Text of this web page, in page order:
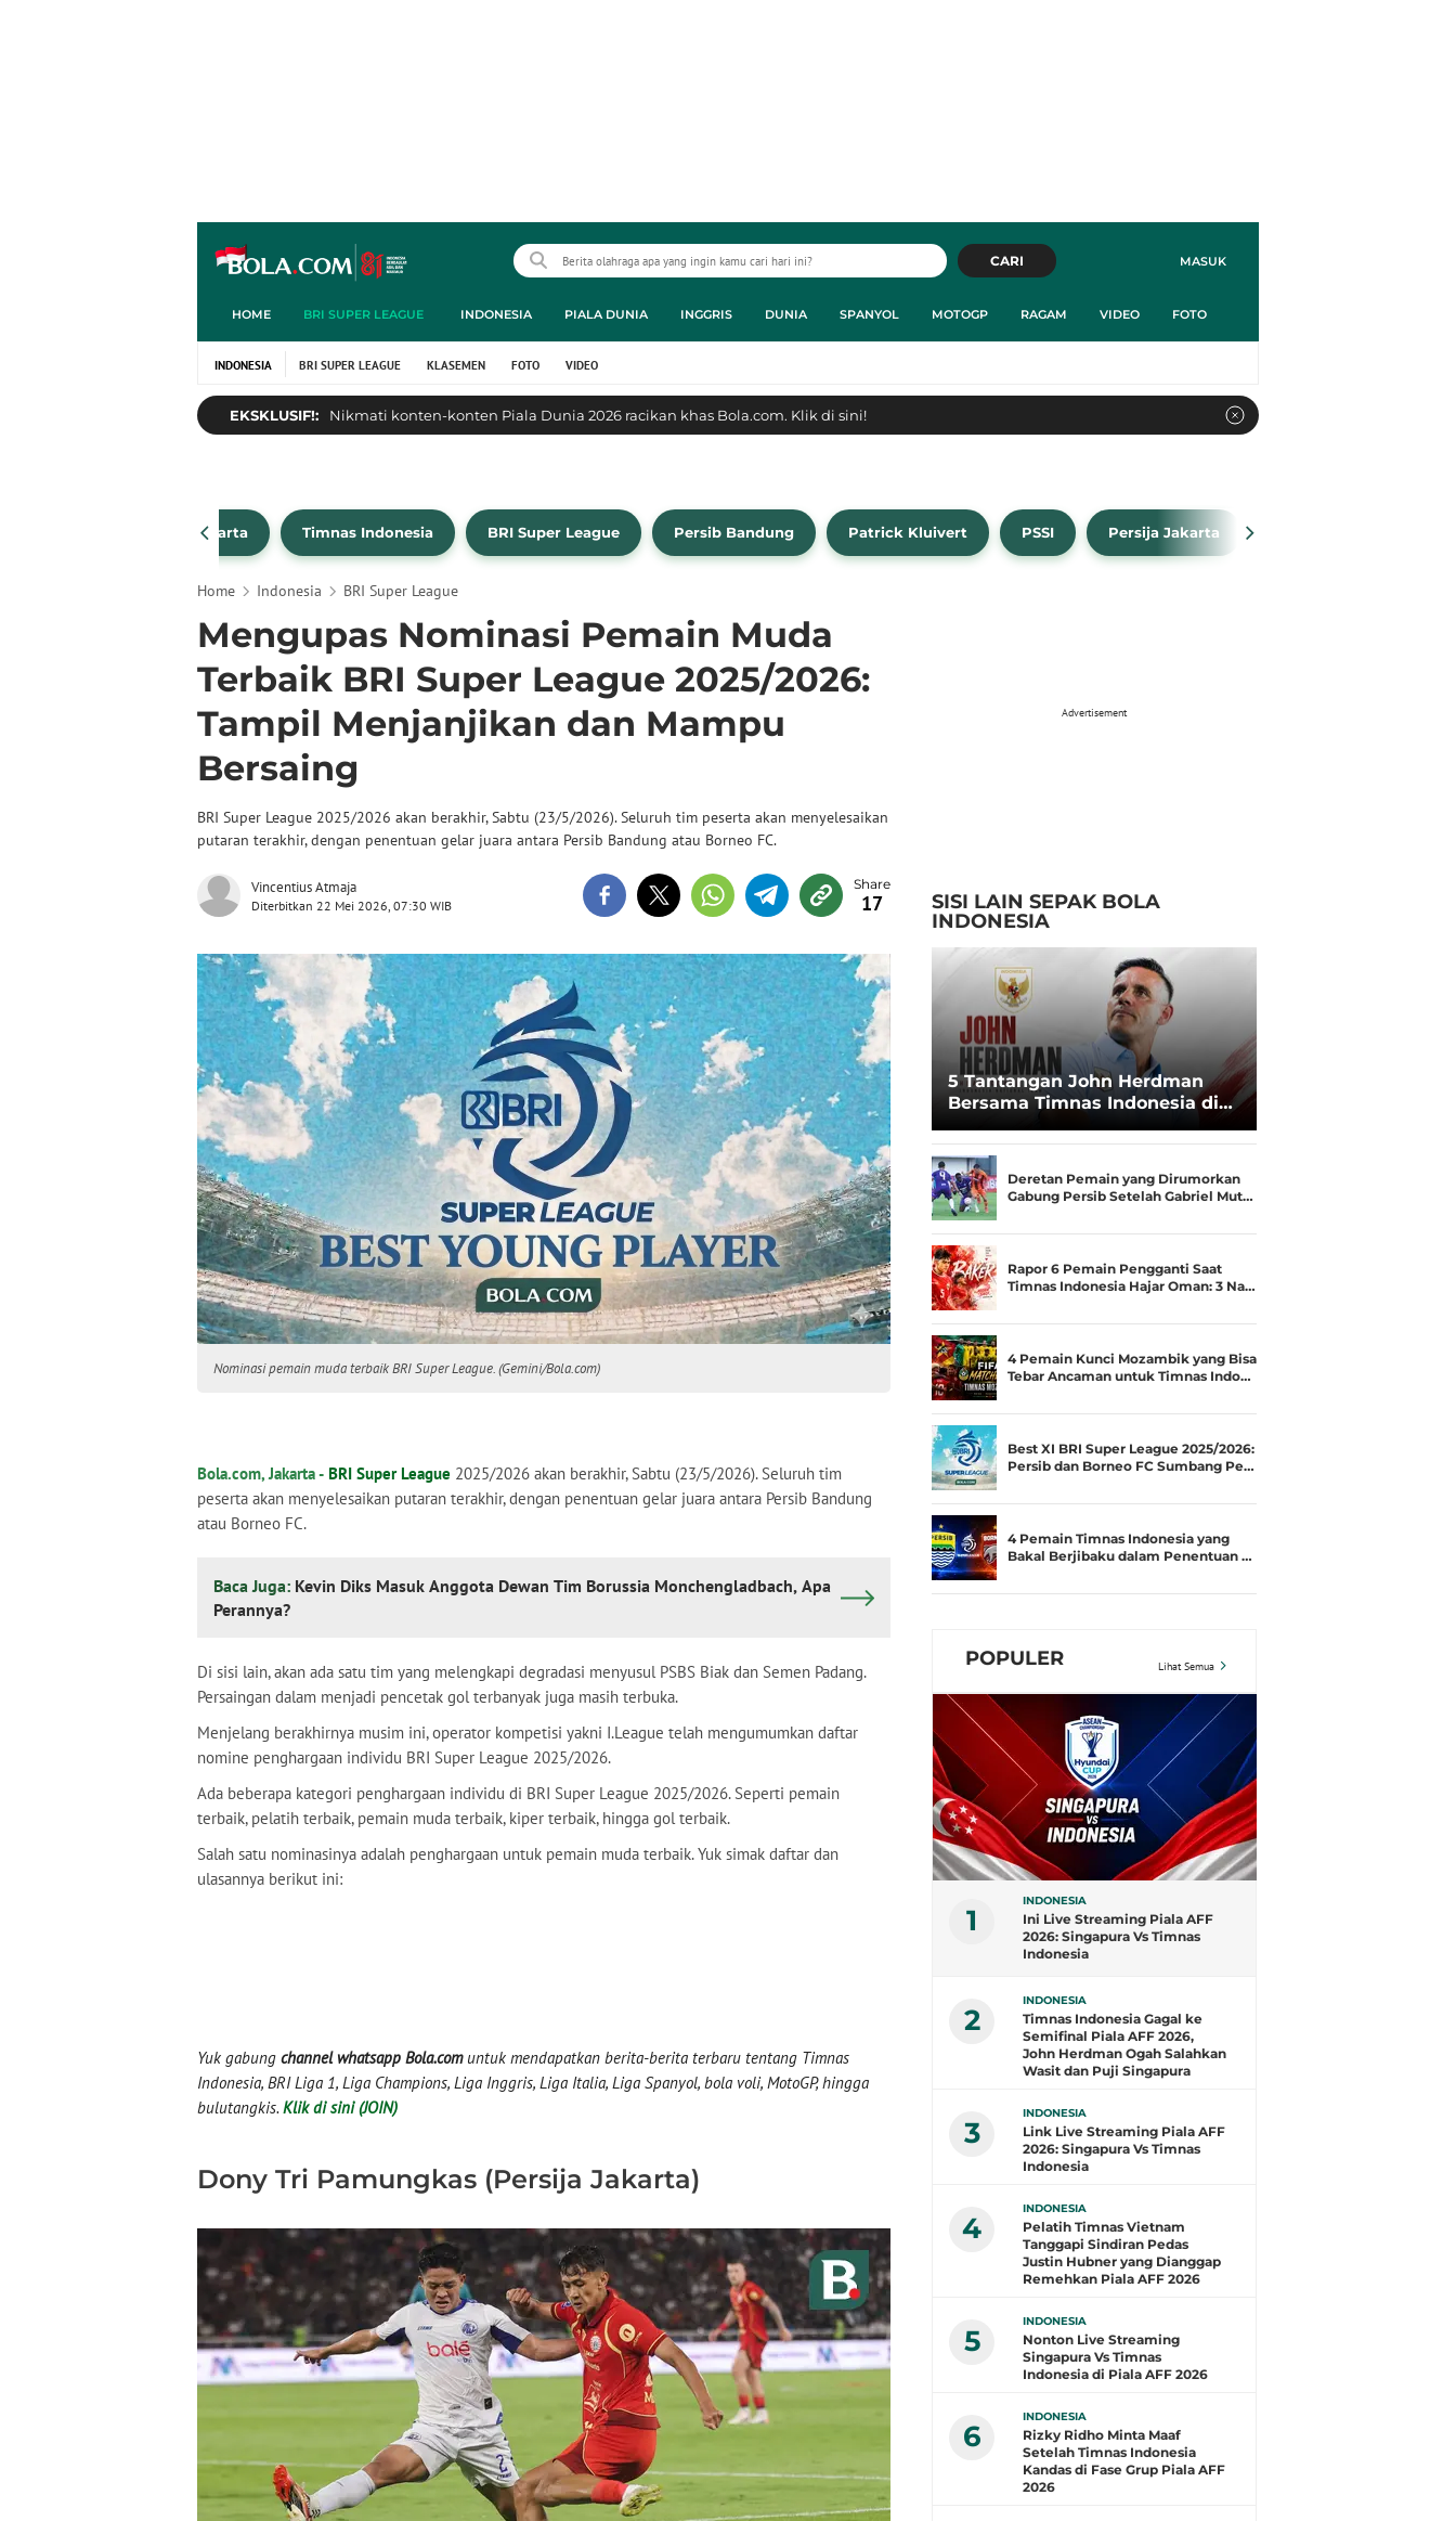
MASUK
CARI
HOME BRI SUPER LEAGUE INDONESIA PIALA DUNIA INGGRIS DUNIA SPANYOL MOTOGP RAGAM VIDEO FOTO
INDONESIA BRI SUPER LEAGUE KLASEMEN FOTO VIDEO
EKSKLUSIF!: Nikmati konten-konten Piala Dunia 2026 racikan khas Bola.com. Klik di sini!
Persija Jakarta Timnas Indonesia BRI Super League Persib Bandung Patrick Kluivert PSSI Persija Jakarta
Home Indonesia BRI Super League
Mengupas Nominasi Pemain Muda
Terbaik BRI Super League 2025/2026:
Tampil Menjanjikan dan Mampu
Bersaing
BRI Super League 2025/2026 akan berakhir, Sabtu (23/5/2026). Seluruh tim peserta akan menyelesaikan
putaran terakhir, dengan penentuan gelar juara antara Persib Bandung atau Borneo FC.
Vincentius Atmaja
Diterbitkan 22 Mei 2026, 07:30 WIB 17
Nominasi pemain muda terbaik BRI Super League. (Gemini/Bola.com)
Bola.com, Jakarta - BRI Super League 2025/2026 akan berakhir, Sabtu (23/5/2026). Seluruh tim
peserta akan menyelesaikan putaran terakhir, dengan penentuan gelar juara antara Persib Bandung
atau Borneo FC.
Baca Juga: Kevin Diks Masuk Anggota Dewan Tim Borussia Monchengladbach, Apa
Perannya?
Di sisi lain, akan ada satu tim yang melengkapi degradasi menyusul PSBS Biak dan Semen Padang.
Persaingan dalam menjadi pencetak gol terbanyak juga masih terbuka.
Menjelang berakhirnya musim ini, operator kompetisi yakni I.League telah mengumumkan daftar
nomine penghargaan individu BRI Super League 2025/2026.
Ada beberapa kategori penghargaan individu di BRI Super League 2025/2026. Seperti pemain
terbaik, pelatih terbaik, pemain muda terbaik, kiper terbaik, hingga gol terbaik.
Salah satu nominasinya adalah penghargaan untuk pemain muda terbaik. Yuk simak daftar dan
ulasannya berikut ini:
Yuk gabung channel whatsapp Bola.comuntuk mendapatkan berita-berita terbaru tentang Timnas
Indonesia, BRI Liga 1, Liga Champions, Liga Inggris, Liga Italia, Liga Spanyol, bola voli, MotoGP, hingga
bulutangkis. Klik di sini (JOIN)
Dony Tri Pamungkas (Persija Jakarta)
Advertisement
SISI LAIN SEPAK BOLA
INDONESIA
5 Tantangan John Herdman
Bersama Timnas Indonesia di
Spesialis Runner-up Menjadi
Juara
Deretan Pemain yang Dirumorkan
Gabung Persib Setelah Gabriel Mut…
Rapor 6 Pemain Pengganti Saat
Timnas Indonesia Hajar Oman: 3 Na…
4 Pemain Kunci Mozambik yang Bisa
Tebar Ancaman untuk Timnas Indo…
Best XI BRI Super League 2025/2026:
Persib dan Borneo FC Sumbang Pe…
4 Pemain Timnas Indonesia yang
Bakal Berjibaku dalam Penentuan …
POPULER Lihat Semua
1
INDONESIA
Ini Live Streaming Piala AFF
2026: Singapura Vs Timnas
Indonesia
2
INDONESIA
Timnas Indonesia Gagal ke
Semifinal Piala AFF 2026,
John Herdman Ogah Salahkan
Wasit dan Puji Singapura
3
INDONESIA
Link Live Streaming Piala AFF
2026: Singapura Vs Timnas
Indonesia
4
INDONESIA
Pelatih Timnas Vietnam
Tanggapi Sindiran Pedas
Justin Hubner yang Dianggap
Remehkan Piala AFF 2026
5
INDONESIA
Nonton Live Streaming
Singapura Vs Timnas
Indonesia di Piala AFF 2026
6
INDONESIA
Rizky Ridho Minta Maaf
Setelah Timnas Indonesia
Kandas di Fase Grup Piala AFF
2026